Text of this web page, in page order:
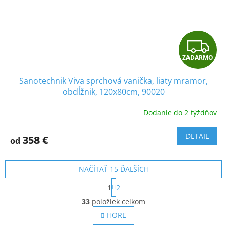
Z
A
A
R
M
O
ZADARMO
Sanotechnik Viva sprchová vanička, liaty mramor,
obdĺžnik, 120x80cm, 90020
Dodanie do 2 týždňov
od 358 € DETAIL
O
v
l
á
NAČÍTAŤ 15 ĎALŠÍCH
S
t
r
á
n
k
1
2
33 položiek celkom
HORE